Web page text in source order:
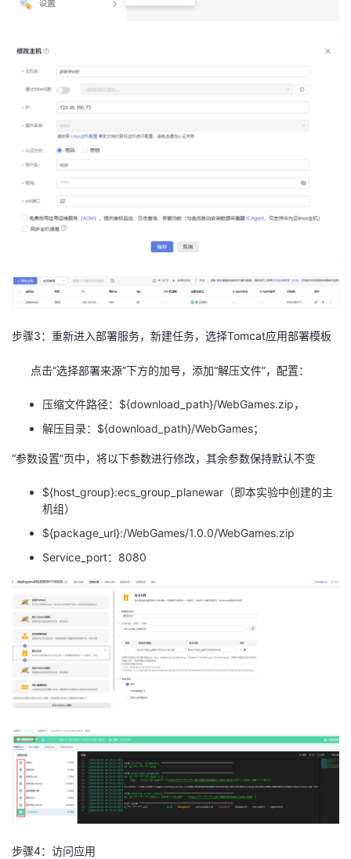
步骤3：重新进入部署服务，新建任务，选择Tomcat应用部署模板
点击“选择部署来源”下方的加号，添加“解压文件”，配置：
压缩文件路径： ${download_path}/WebGames.zip，
解压目录： ${download_path}/WebGames；
“参数设置”页中，将以下参数进行修改，其余参数保持默认不变
${host_group}:ecs_group_planewar （即本实验中创建的主
机组）
${package_url}:/WebGames/1.0.0/WebGames.zip
Service_port： 8080
步骤4：访问应用